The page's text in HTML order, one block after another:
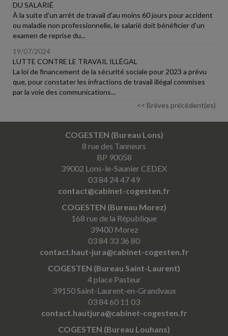
DU SALARIÉ
À la suite d'un arrêt de travail d'au moins 60 jours pour accident
ou maladie non professionnelle, le salarié doit bénéficier d'un
examen de reprise du...
19/07/2024
LUTTE CONTRE LE TRAVAIL ILLÉGAL
La loi de financement de la sécurité sociale pour 2023 a prévu
que, pour constater les infractions de travail illégal commises
par la voie des communications...
<< Brèves précédent(es)
COGESTEN (Bureau Lons)
8 rue des Tanneurs
BP 90058
39002 Lons-le-Saunier CEDEX
03 84 24 47 49
contact@cabinet-cogesten.fr
COGESTEN (Bureau Morez)
168 rue de la République
39400 Morez
03 84 33 36 80
contact.haut-jura@cabinet-cogesten.fr
COGESTEN (Bureau Saint-Laurent)
4 place Pasteur
39150 Saint-Laurent-en-Grandvaux
03 84 60 11 03
contact.hautjura@cabinet-cogesten.fr
COGESTEN (Bureau Louhans)